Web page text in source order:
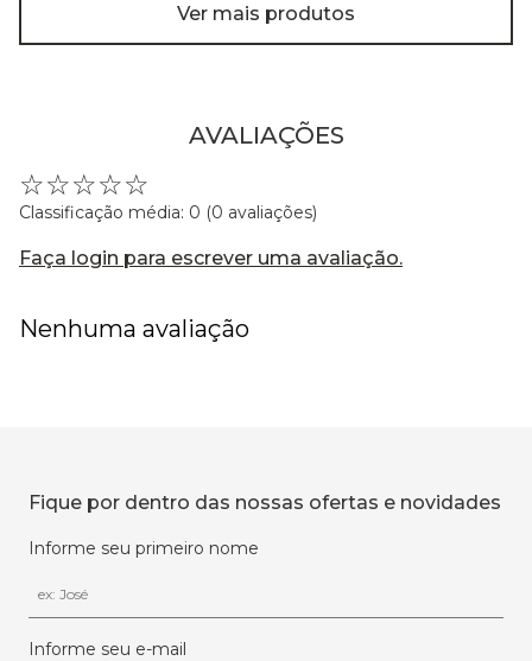
Ver mais produtos
AVALIAÇÕES
☆☆☆☆☆
Classificação média: 0 (0 avaliações)
Faça login para escrever uma avaliação.
Nenhuma avaliação
Fique por dentro das nossas ofertas e novidades
Informe seu primeiro nome
Informe seu e-mail